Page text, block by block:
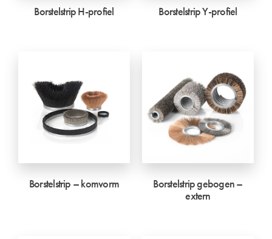
Borstelstrip H-profiel Borstelstrip Y-profiel
Borstelstrip – komvorm
Borstelstrip gebogen –
extern